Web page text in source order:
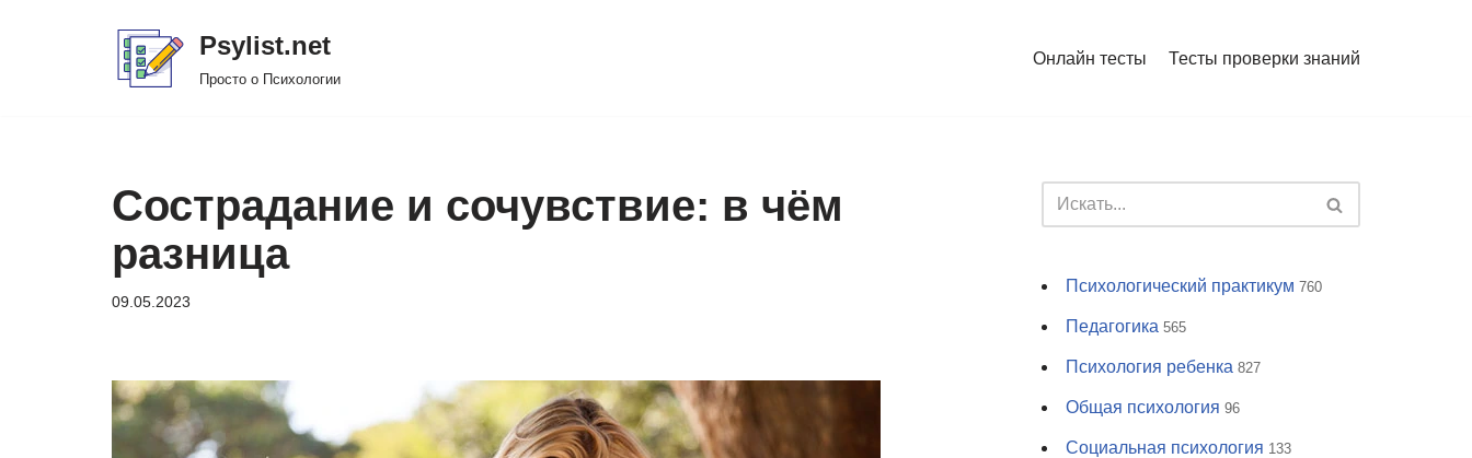
Psylist.net
Просто о Психологии
Онлайн тесты Тесты проверки знаний
Сострадание и сочувствие: в чём
разница
09.05.2023
Психологический практикум 760
Педагогика 565
Психология ребенка 827
Общая психология 96
Социальная психология 133